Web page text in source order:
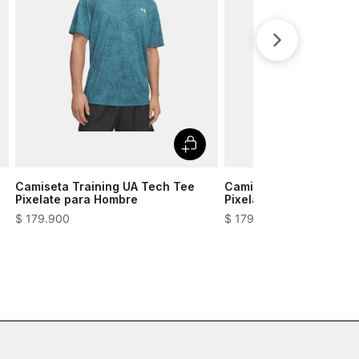
Camiseta Training UA Tech Tee
Pixelate para Hombre
$ 179.900
Camiseta Training UA
Pixelate para Hombre
$ 179